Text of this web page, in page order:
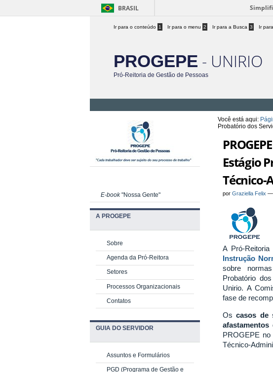
BRASIL
Ir para o conteúdo 1 Ir para o menu 2 Ir para a Busca 3 Ir
PROGEPE - UNIRIO
Pró-Reitoria de Gestão de Pessoas
Você está aqui:
Probatório dos
Estágio
porGraziella Felix
A Pró-
Instrução
sobre
Probatório
Unirio. A
fase de
Oscasos de
afastamentos
PROGEPE
Técnico-
E-book"Nossa Gente"
A PROGEPE
Sobre
Agenda da Pró-Reitora
Setores
Processos Organizacionais
Contatos
GUIA DO SERVIDOR
Assuntos e Formulários
PGD (Programa de Gestão e